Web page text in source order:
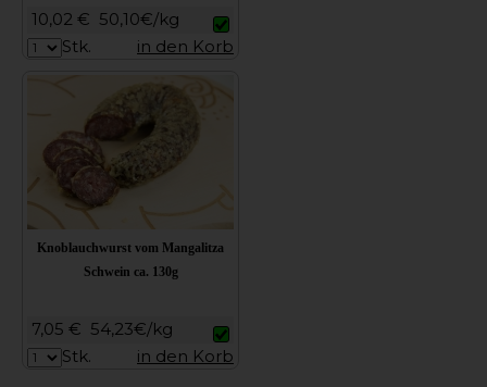
10,02 € 50,10€/kg
Stk.
in den Korb
Knoblauchwurst vom Mangalitza
Schwein ca. 130g
7,05 € 54,23€/kg
Stk.
in den Korb